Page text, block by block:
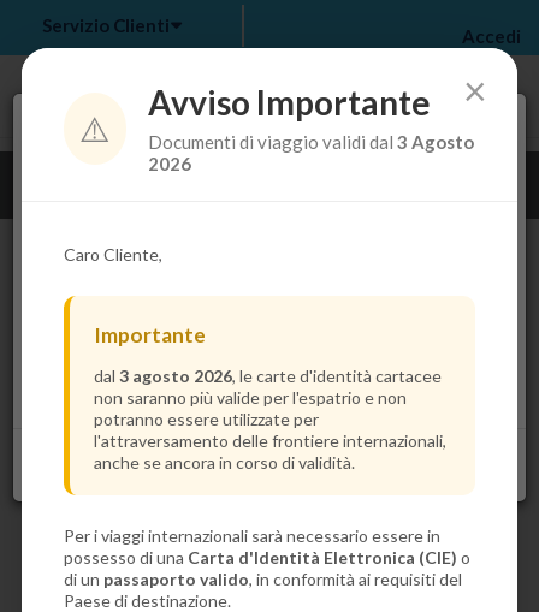
my bookings >
Servizio Clienti Accedi
×
⚠️
Avviso Importante
Documenti di viaggio validi dal3 Agosto
2026
Caro Cliente,
Importante
dal 3 agosto 2026, le carte d'identità cartacee
non saranno più valide per l'espatrio e non
potranno essere utilizzate per
l'attraversamento delle frontiere internazionali,
anche se ancora in corso di validità.
Per i viaggi internazionali sarà necessario essere in
possesso di una Carta d'Identità Elettronica (CIE) o
di un passaporto valido, in conformità ai requisiti del
Paese di destinazione.
Tra pochi secondi troverai il prezzo più basso per la
tua crociera.